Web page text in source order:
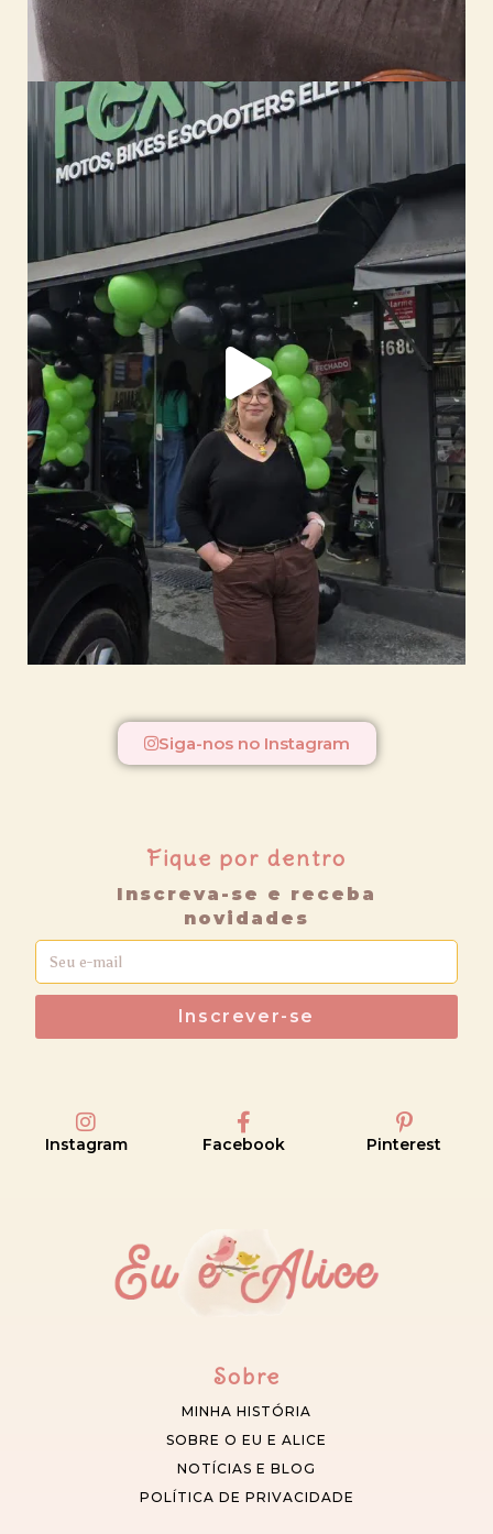
Siga-nos no Instagram
Fique por dentro
Inscreva-se e receba
novidades
Inscrever-se
Instagram Facebook Pinterest
Sobre
MINHA HISTÓRIA
SOBRE O EU E ALICE
NOTÍCIAS E BLOG
POLÍTICA DE PRIVACIDADE